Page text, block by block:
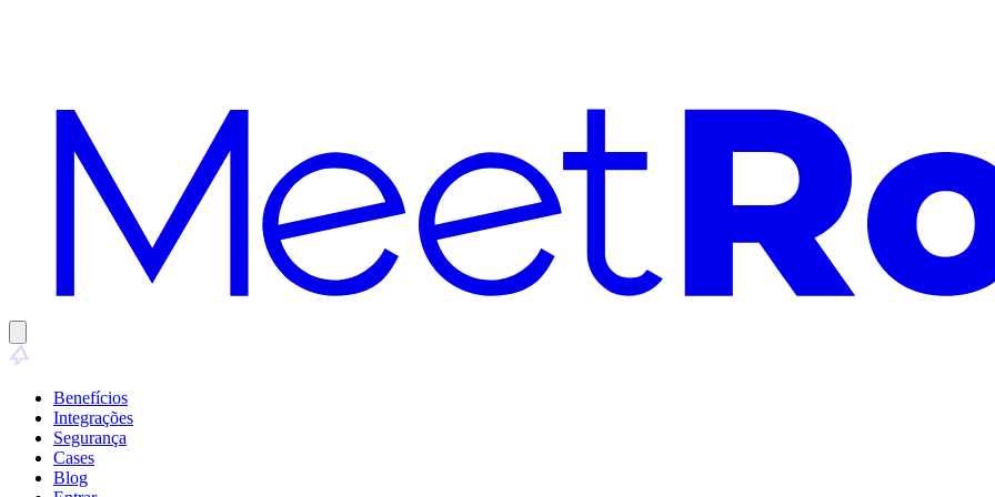
Benefícios
Integrações
Segurança
Cases
Blog